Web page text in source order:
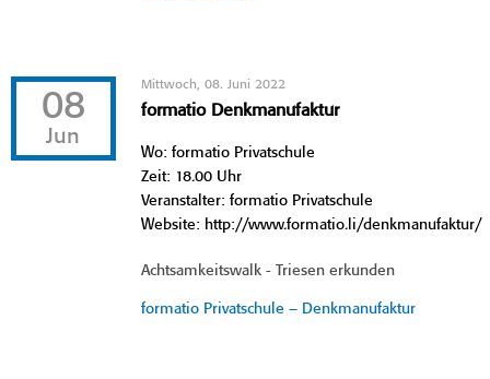
08
Jun
Mittwoch, 08. Juni 2022
formatio Denkmanufaktur
Wo: formatio Privatschule
Zeit: 18.00 Uhr
Veranstalter: formatio Privatschule
Website: http://www.formatio.li/denkmanufaktur/
Achtsamkeitswalk - Triesen erkunden
formatio Privatschule – Denkmanufaktur